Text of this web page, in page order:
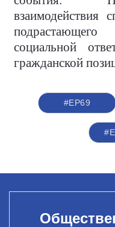
взаимодействия
социальной
гражданской
#ЕР69